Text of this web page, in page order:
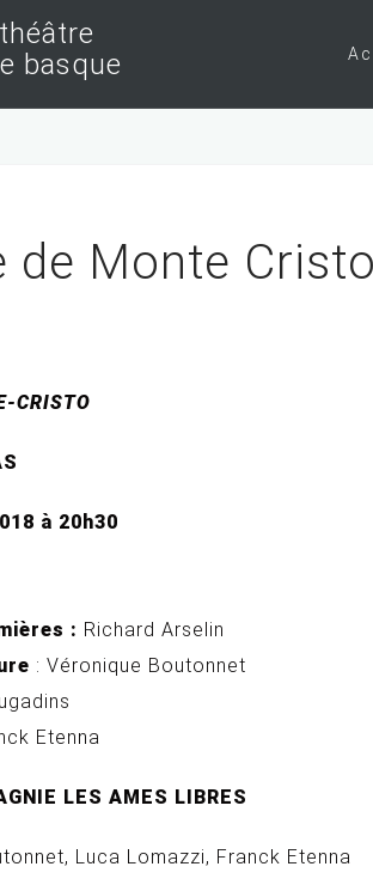
basque
de Monte Cristo
CRISTO
à 20h30
: Richard Arselin
: Véronique Boutonnet
Etenna
LES AMES LIBRES
Luca Lomazzi, Franck Etenna